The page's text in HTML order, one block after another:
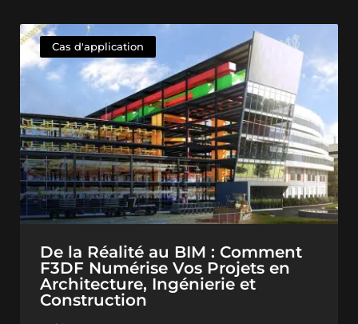
Cas d'application
De la Réalité au BIM : Comment
F3DF Numérise Vos Projets en
Architecture, Ingénierie et
Construction